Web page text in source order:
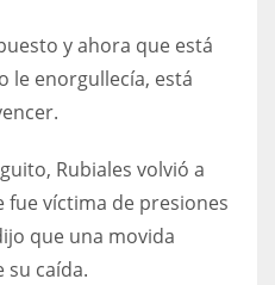
y ahora que está
le enorgullecía, está
Rubiales volvió a
fue víctima de presiones
que una movida
su caída.